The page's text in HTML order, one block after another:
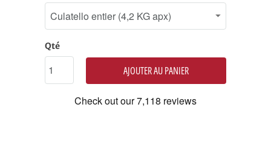
Qté
AJOUTER AU PANIER